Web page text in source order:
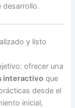
desarrollo.
y listo
ofrecer una
interactivo que
desde el
inicial,